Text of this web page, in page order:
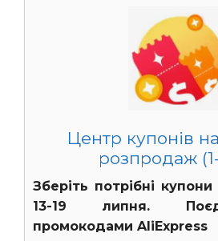
Центр купонів
розпродаж
Зберіть потрібні
13-19 липня.
промокодами AliExpress